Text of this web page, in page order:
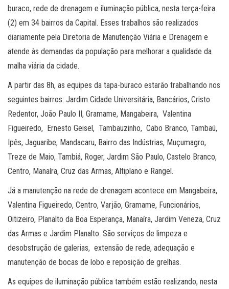
buraco, rede de drenagem e iluminação pública, nesta terça-feira
(2) em 34 bairros da Capital. Esses trabalhos são realizados
diariamente pela Diretoria de Manutenção Viária e Drenagem e
atende às demandas da população para melhorar a qualidade da
malha viária da cidade.
A partir das 8h, as equipes da tapa-buraco estarão trabalhando nos
seguintes bairros: Jardim Cidade Universitária, Bancários, Cristo
Redentor, João Paulo II, Gramame, Mangabeira, Valentina
Figueiredo, Ernesto Geisel, Tambauzinho, Cabo Branco, Tambaú,
Ipês, Jaguaribe, Mandacaru, Bairro das Indústrias, Muçumagro,
Treze de Maio, Tambiá, Roger, Jardim São Paulo, Castelo Branco,
Centro, Manaíra, Cruz das Armas, Altiplano e Rangel.
Já a manutenção na rede de drenagem acontece em Mangabeira,
Valentina Figueiredo, Centro, Varjão, Gramame, Funcionários,
Oitizeiro, Planalto da Boa Esperança, Manaíra, Jardim Veneza, Cruz
das Armas e Jardim Planalto. São serviços de limpeza e
desobstrução de galerias, extensão de rede, adequação e
manutenção de bocas de lobo e reposição de grelhas.
As equipes de iluminação pública também estão realizando, nesta